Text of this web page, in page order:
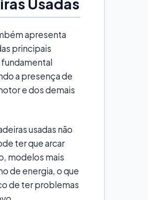
Usadas
apresenta
principais
fundamental
a presença de
e dos demais
usadas não
ter que arcar
modelos mais
de energia, o que
de ter problemas